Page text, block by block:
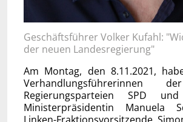
Geschäftsführer Volker Kufahl:
der neuen Landesregierung"
Am Montag, den 8.11.2021,
Verhandlungsführerinnen
Regierungsparteien SPD
Ministerpräsidentin Manuela
Linken-Fraktionsvorsitzende